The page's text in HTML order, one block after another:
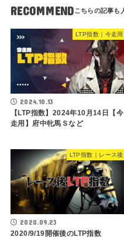
RECOMMEND
LTP指数｜今走用
2024.10.13
【LTP指数】2024年10月14日【今
走用】府中牝馬Ｓなど
LTP指数｜レース後
2020.09.23
2020/9/19開催後のLTP指数